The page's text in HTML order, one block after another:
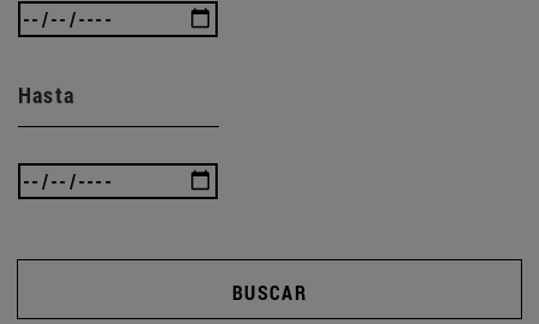
Hasta
BUSCAR